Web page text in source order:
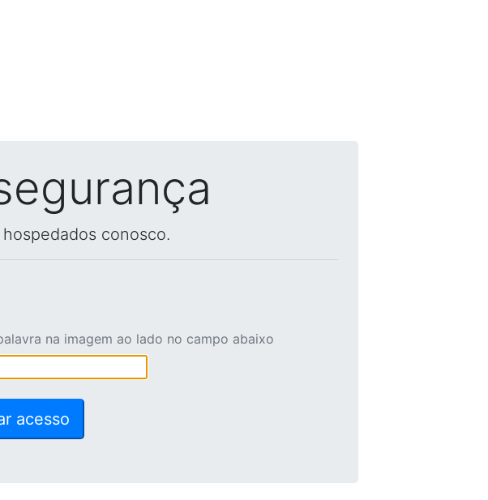
conosco.
na imagem ao lado no campo abaixo